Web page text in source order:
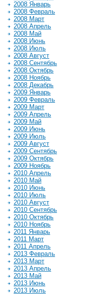
2008 Январь
2008 Февраль
2008 Март
2008 Апрель
2008 Май
2008 Июнь
2008 Июль
2008 Август
2008 Сентябрь
2008 Октябрь
2008 Ноябрь
2008 Декабрь
2009 Январь
2009 Февраль
2009 Март
2009 Апрель
2009 Май
2009 Июнь
2009 Июль
2009 Август
2009 Сентябрь
2009 Октябрь
2009 Ноябрь
2010 Апрель
2010 Май
2010 Июнь
2010 Июль
2010 Август
2010 Сентябрь
2010 Октябрь
2010 Ноябрь
2011 Январь
2011 Март
2011 Апрель
2013 Февраль
2013 Март
2013 Апрель
2013 Май
2013 Июнь
2013 Июль